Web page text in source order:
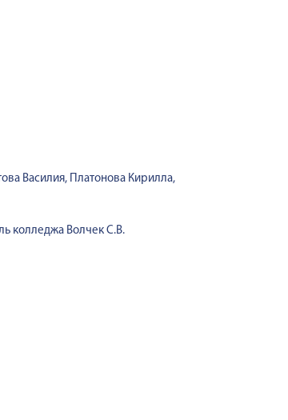
Василия, Платонова Кирилла,
колледжа Волчек С.В.